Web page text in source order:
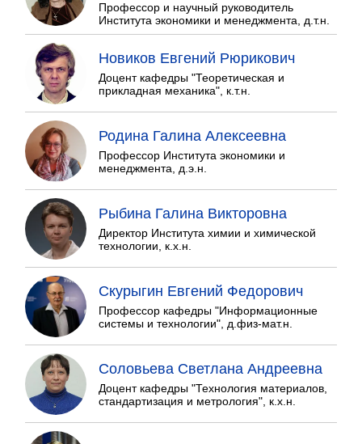
Профессор и научный руководитель
Института экономики и менеджмента, д.т.н.
Новиков Евгений Рюрикович
Доцент кафедры "Теоретическая и
прикладная механика", к.т.н.
Родина Галина Алексеевна
Профессор Института экономики и
менеджмента, д.э.н.
Рыбина Галина Викторовна
Директор Института химии и химической
технологии, к.х.н.
Скурыгин Евгений Федорович
Профессор кафедры "Информационные
системы и технологии", д.физ-мат.н.
Соловьева Светлана Андреевна
Доцент кафедры "Технология материалов,
стандартизация и метрология", к.х.н.